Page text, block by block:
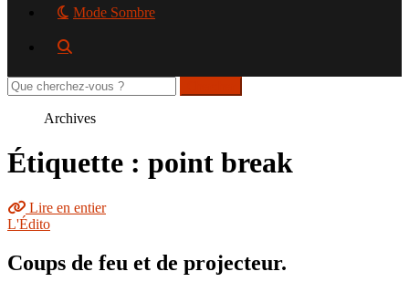
Mode Sombre
Rechercher
sur
Archives
Étiquette : point break
Lire en entier
L'Édito
Coups de feu et de projecteur.